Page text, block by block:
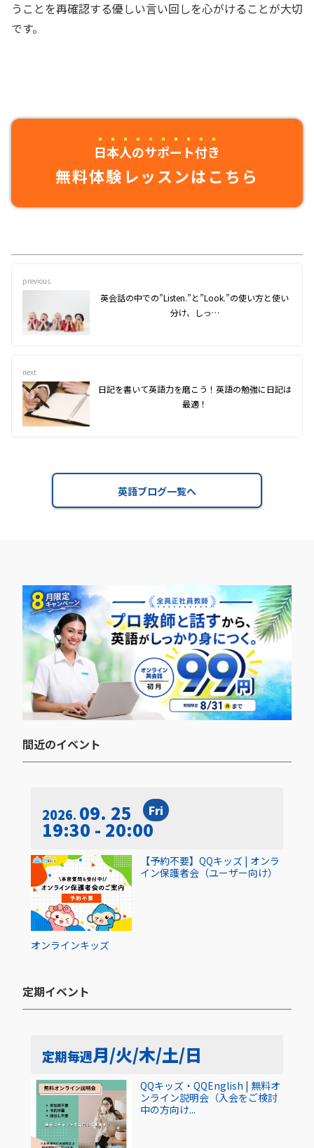
うことを再確認する優しい言い回しを心がけることが大切
です。
日本人のサポート付き
無料体験レッスンはこちら
previous
英会話の中での”Listen.”と”Look.”の使い方と使い
分け、しっ…
next
日記を書いて英語力を磨こう！英語の勉強に日記は
最適！
英語ブログ一覧へ
間近のイベント​
2026 09. 25 Fri
19:30 - 20:00
オンラインキッズ
【予約不要】QQキッズ | オンラ
イン保護者会（ユーザー向け）
定期イベント​
定期毎週月/火/木/土/日
QQキッズ・QQEnglish | 無料オ
ンライン説明会（入会をご検討
中の方向け...